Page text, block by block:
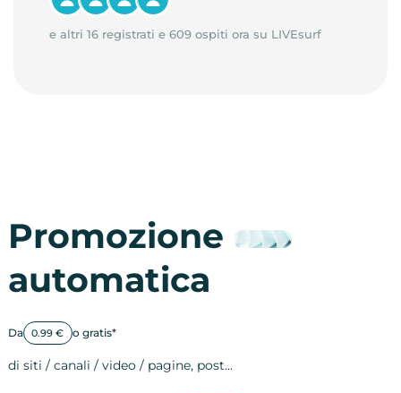
e altri 16 registrati e 609 ospiti ora su LIVEsurf
Promozione
automatica
Da 0.99 € o gratis*
di siti / canali / video / pagine, post…